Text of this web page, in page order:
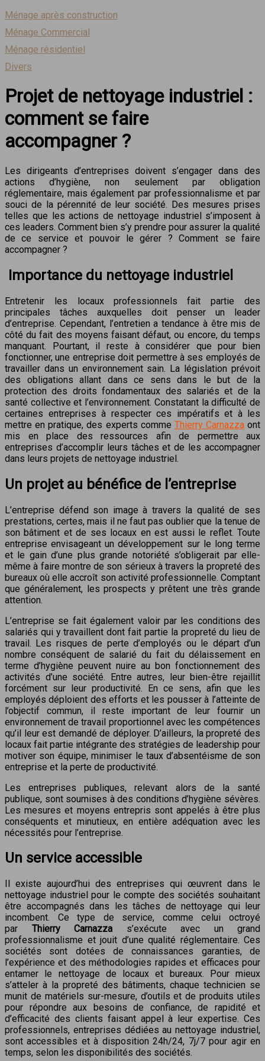
Ménage après construction
Ménage Commercial
Ménage résidentiel
Divers
Projet de nettoyage industriel :
comment se faire
accompagner ?
Les dirigeants d’entreprises doivent s’engager dans des
actions d’hygiène, non seulement par obligation
réglementaire, mais également par professionnalisme et par
souci de la pérennité de leur société. Des mesures prises
telles que les actions de nettoyage industriel s’imposent à
ces leaders. Comment bien s’y prendre pour assurer la qualité
de ce service et pouvoir le gérer ? Comment se faire
accompagner ?
Importance du nettoyage industriel
Entretenir les locaux professionnels fait partie des
principales tâches auxquelles doit penser un leader
d’entreprise. Cependant, l’entretien a tendance à être mis de
côté du fait des moyens faisant défaut, ou encore, du temps
manquant. Pourtant, il reste à considérer que pour bien
fonctionner, une entreprise doit permettre à ses employés de
travailler dans un environnement sain. La législation prévoit
des obligations allant dans ce sens dans le but de la
protection des droits fondamentaux des salariés et de la
santé collective et l’environnement. Constatant la difficulté de
certaines entreprises à respecter ces impératifs et à les
mettre en pratique, des experts comme Thierry Carnazzaont
mis en place des ressources afin de permettre aux
entreprises d’accomplir leurs tâches et de les accompagner
dans leurs projets de nettoyage industriel.
Un projet au bénéfice de l’entreprise
L’entreprise défend son image à travers la qualité de ses
prestations, certes, mais il ne faut pas oublier que la tenue de
son bâtiment et de ses locaux en est aussi le reflet. Toute
entreprise envisageant un développement sur le long terme
et le gain d’une plus grande notoriété s’obligerait par elle-
même à faire montre de son sérieux à travers la propreté des
bureaux où elle accroît son activité professionnelle. Comptant
que généralement, les prospects y prêtent une très grande
attention.
L’entreprise se fait également valoir par les conditions des
salariés qui y travaillent dont fait partie la propreté du lieu de
travail. Les risques de perte d’employés ou le départ d’un
nombre conséquent de salarié du fait du délaissement en
terme d’hygiène peuvent nuire au bon fonctionnement des
activités d’une société. Entre autres, leur bien-être rejaillit
forcément sur leur productivité. En ce sens, afin que les
employés déploient des efforts et les pousser à l’atteinte de
l’objectif commun, il reste important de leur fournir un
environnement de travail proportionnel avec les compétences
qu’il leur est demandé de déployer. D’ailleurs, la propreté des
locaux fait partie intégrante des stratégies de leadership pour
motiver son équipe, minimiser le taux d’absentéisme de son
entreprise et la perte de productivité.
Les entreprises publiques, relevant alors de la santé
publique, sont soumises à des conditions d’hygiène sévères.
Les mesures et moyens entrepris sont appelés à être plus
conséquents et minutieux, en entière adéquation avec les
nécessités pour l’entreprise.
Un service accessible
Il existe aujourd’hui des entreprises qui œuvrent dans le
nettoyage industriel pour le compte des sociétés souhaitant
être accompagnés dans les tâches de nettoyage qui leur
incombent. Ce type de service, comme celui octroyé
par Thierry Carnazza s’exécute avec un grand
professionnalisme et jouit d’une qualité réglementaire. Ces
sociétés sont dotées de connaissances garanties, de
l’expérience et des méthodologies rapides et efficaces pour
entamer le nettoyage de locaux et bureaux. Pour mieux
s’atteler à la propreté des bâtiments, chaque technicien se
munit de matériels sur-mesure, d’outils et de produits utiles
pour répondre aux besoins de confiance, de rapidité et
d’efficacité des clients faisant appel à leur expertise. Ces
professionnels, entreprises dédiées au nettoyage industriel,
sont accessibles et à disposition 24h/24, 7j/7 pour agir en
temps, selon les disponibilités des sociétés.